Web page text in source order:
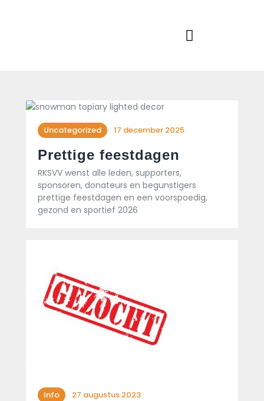
Contact
Foto album
Uncategorized 17 december 2025
Prettige feestdagen
RKSVV wenst alle leden, supporters,
sponsoren, donateurs en begunstigers
prettige feestdagen en een voorspoedig,
gezond en sportief 2026
Info 27 augustus 2023